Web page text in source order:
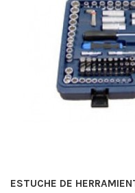
ESTUCHE DE